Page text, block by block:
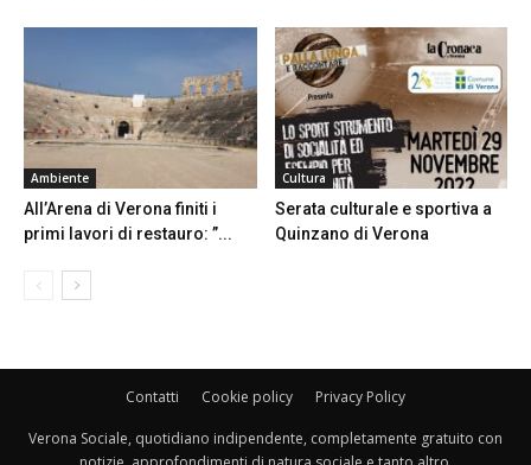
Ambiente
All’Arena di Verona finiti i
primi lavori di restauro: ”...
Cultura
Serata culturale e sportiva a
Quinzano di Verona
Contatti Cookie policy Privacy Policy
Verona Sociale, quotidiano indipendente, completamente gratuito con